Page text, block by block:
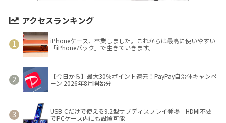
アクセスランキング
iPhoneケース、卒業しました。これからは最高に使いやすい
「iPhoneバック」で生きていきます。
【今日から】最大30％ポイント還元！PayPay自治体キャンペ
ーン 2026年8月開始分
USB-Cだけで使える9.2型サブディスプレイ登場 HDMI不要
でPCケース内にも設置可能